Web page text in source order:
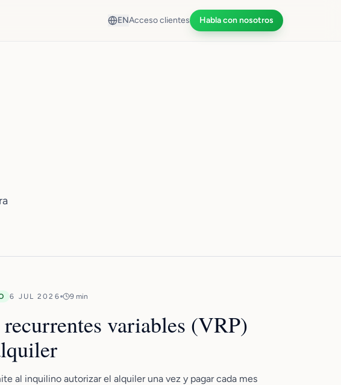
ENAcceso clientes Habla con nosotros
6 JUL 2026 9 min
recurrentes variables (VRP)
al inquilino autorizar el alquiler una vez y pagar cada mes